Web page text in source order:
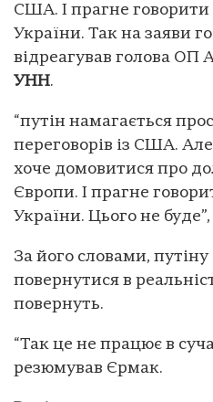
США. І прагне говорити
України. Так на заяви
відреагував голова ОП
УНН.
“путін намагається
переговорів із США.
хоче домовитися про
Європи. І прагне
України. Цього не
За його словами,
повернутися в
повернуть.
“Так це не працює в
резюмував Єрмак.